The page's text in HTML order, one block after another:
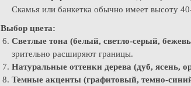
Скамья или банкетка обычно имеет высоту
Выбор цвета:
Светлые тона (белый, светло-серый,
зрительно расширяют границы.
Натуральные оттенки дерева (дуб, ясень,
Темные акценты (графитовый, темно-